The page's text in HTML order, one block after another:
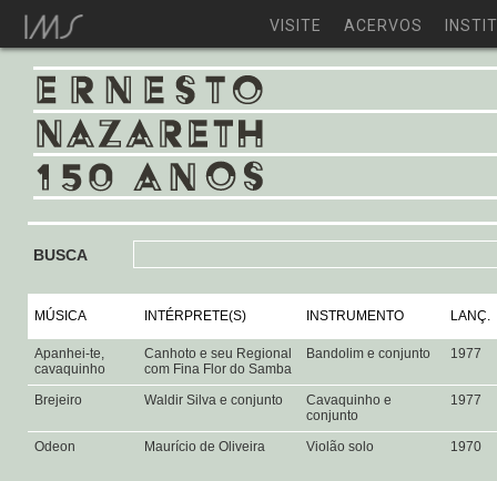
VISITE ACERVOS
BUSCA
MÚSICA INTÉRPRETE(S) INSTRUMENTO LANÇ.
Apanhei-te,
cavaquinho
Canhoto e seu Regional
com Fina Flor do Samba
Bandolim e conjunto 1977
Brejeiro Waldir Silva e conjunto
Cavaquinho e
conjunto
1977
Odeon Maurício de Oliveira Violão solo 1970